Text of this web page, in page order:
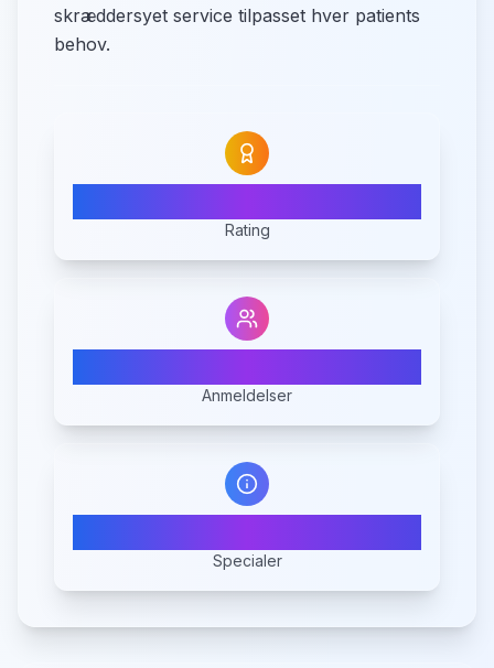
skræddersyet service tilpasset hver patients
behov.
Rating
Anmeldelser
Specialer